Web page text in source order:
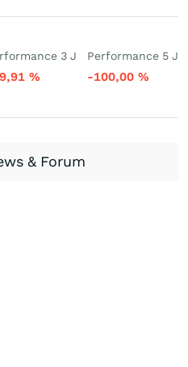
3 J
%
Performance 5 J
-100,00 %
& Forum